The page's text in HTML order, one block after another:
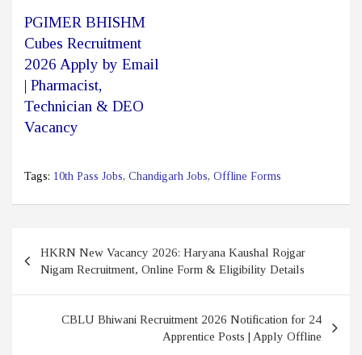
PGIMER BHISHM
Cubes Recruitment
2026 Apply by Email
| Pharmacist,
Technician & DEO
Vacancy
Tags: 10th Pass Jobs, Chandigarh Jobs, Offline Forms
navigation
HKRN New Vacancy 2026: Haryana Kaushal Rojgar
Nigam Recruitment, Online Form & Eligibility Details
CBLU Bhiwani Recruitment 2026 Notification for 24
Apprentice Posts | Apply Offline